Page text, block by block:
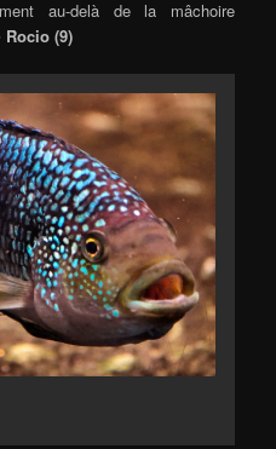
au-delà de la mâchoire
Rocio (9)